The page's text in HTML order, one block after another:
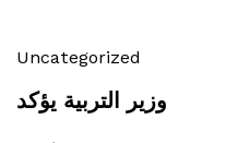
Uncategorized
وزير التربية يؤكد